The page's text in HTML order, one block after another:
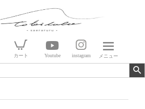
カート Youtube instagram メニュー